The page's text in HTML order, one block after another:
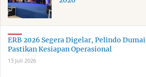
ERB 2026 Segera Digelar, Pelindo Dumai
Pastikan Kesiapan Operasional
13 Juli 2026